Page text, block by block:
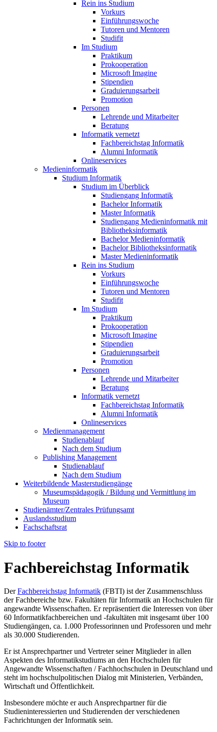
Rein ins Studium
Vorkurs
Einführungswoche
Tutoren und Mentoren
Studifit
Im Studium
Praktikum
Prokooperation
Microsoft Imagine
Stipendien
Graduierungsarbeit
Promotion
Personen
Lehrende und Mitarbeiter
Beratung
Informatik vernetzt
Fachbereichstag Informatik
Alumni Informatik
Onlineservices
Medieninformatik
Studium Informatik
Studium im Überblick
Studiengang Informatik
Bachelor Informatik
Master Informatik
Studiengang Medieninformatik mit
Bibliotheksinformatik
Bachelor Medieninformatik
Bachelor Bibliotheksinformatik
Master Medieninformatik
Rein ins Studium
Vorkurs
Einführungswoche
Tutoren und Mentoren
Studifit
Im Studium
Praktikum
Prokooperation
Microsoft Imagine
Stipendien
Graduierungsarbeit
Promotion
Personen
Lehrende und Mitarbeiter
Beratung
Informatik vernetzt
Fachbereichstag Informatik
Alumni Informatik
Onlineservices
Medienmanagement
Studienablauf
Nach dem Studium
Publishing Management
Studienablauf
Nach dem Studium
Weiterbildende Masterstudiengänge
Museumspädagogik / Bildung und Vermittlung im
Museum
Studienämter/Zentrales Prüfungsamt
Auslandsstudium
Fachschaftsrat
Skip to footer
Fachbereichstag Informatik
DerFachbereichstag Informatik (FBTI) ist der Zusammenschluss
der Fachbereiche bzw. Fakultäten für Informatik an Hochschulen für
angewandte Wissenschaften. Er repräsentiert die Interessen von über
60 Informatikfachbereichen und -fakultäten mit insgesamt über 100
Studiengängen, ca. 1.000 Professorinnen und Professoren und mehr
als 30.000 Studierenden.
Er ist Ansprechpartner und Vertreter seiner Mitglieder in allen
Aspekten des Informatikstudiums an den Hochschulen für
Angewandte Wissenschaften / Fachhochschulen in Deutschland und
steht im hochschulpolitischen Dialog mit Ministerien, Verbänden,
Wirtschaft und Öffentlichkeit.
Insbesondere möchte er auch Ansprechpartner für die
Studieninteressierten und Studierenden der verschiedenen
Fachrichtungen der Informatik sein.